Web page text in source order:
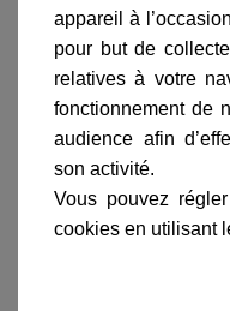
appareil à
pour but de
relatives à votre
fonctionnement de
audience afin
son activité.
Vous pouvez
cookies en utilisant